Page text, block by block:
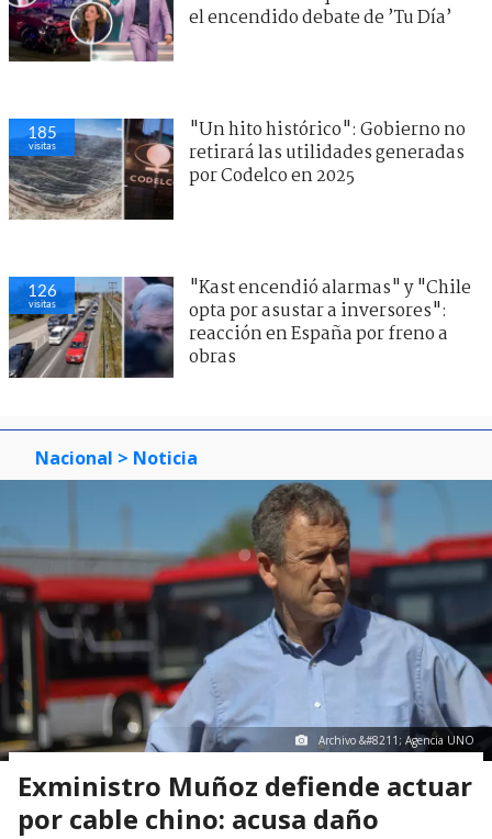
el encendido debate de ’Tu Día’
185
visitas
"Un hito histórico": Gobierno no
retirará las utilidades generadas
por Codelco en 2025
126
visitas
"Kast encendió alarmas" y "Chile
opta por asustar a inversores":
reacción en España por freno a
obras
Nacional > Noticia
Archivo &#8211; Agencia UNO
Exministro Muñoz defiende actuar
por cable chino: acusa daño